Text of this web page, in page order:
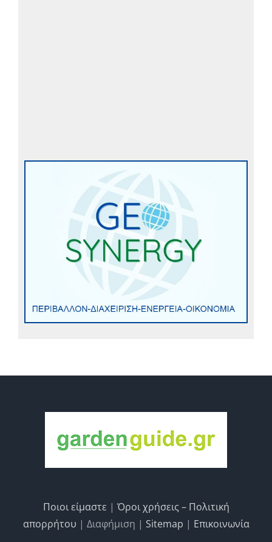
Ποιοι είμαστε | Όροι χρήσεις – Πολιτική
απορρήτου | Διαφήμιση | Sitemap | Επικοινωνία